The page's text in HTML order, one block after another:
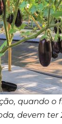
quando
devem ter